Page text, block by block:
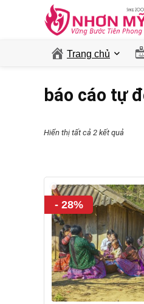
Trang chủ
báo cáo tự
Hiển thị tất cả 2 kết quả
- 28%